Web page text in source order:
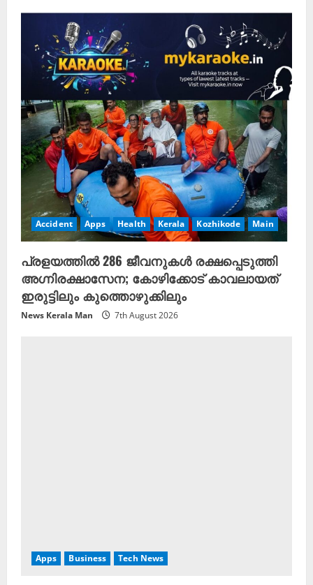
Accident Apps Health Kerala Kozhikode Main
പ്രളയത്തിൽ286 ജീവനുകൾരക്ഷപ്പെടുത്തി
അഗ്നിരക്ഷാസേന; കോഴിക്കോട് കാവലായത്
ഇരുട്ടിലും കുത്തൊഴുക്കിലും
News Kerala Man 7th August 2026
Apps Business Tech News